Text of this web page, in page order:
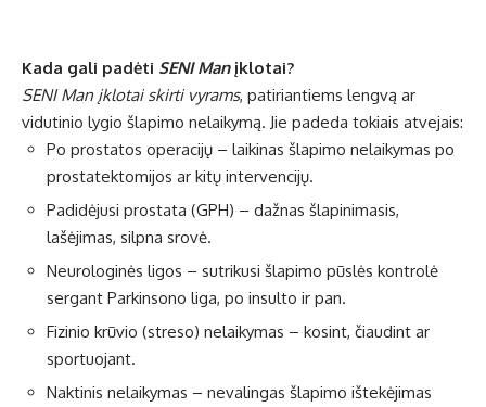
Kada gali padėti SENI Manįklotai?
SENI Man įklotai skirti vyrams, patiriantiems lengvą ar
vidutinio lygio šlapimo nelaikymą. Jie padeda tokiais atvejais:
Po prostatos operacijų – laikinas šlapimo nelaikymas po
prostatektomijos ar kitų intervencijų.
Padidėjusi prostata (GPH) – dažnas šlapinimasis,
lašėjimas, silpna srovė.
Neurologinės ligos – sutrikusi šlapimo pūslės kontrolė
sergant Parkinsono liga, po insulto ir pan.
Fizinio krūvio (streso) nelaikymas – kosint, čiaudint ar
sportuojant.
Naktinis nelaikymas – nevalingas šlapimo ištekėjimas